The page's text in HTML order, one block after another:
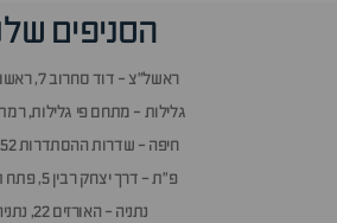
הסניפים
ראשל״צ - דוד סחרוב 7, ראשון לציון
גלילות - מתחם פי גלילות,
חיפה - שדרות ההסתדרות 52, חיפה
פ״ת - דרך יצחק רבין 5, פתח תקווה
נתניה - האורזים 22, נתניה